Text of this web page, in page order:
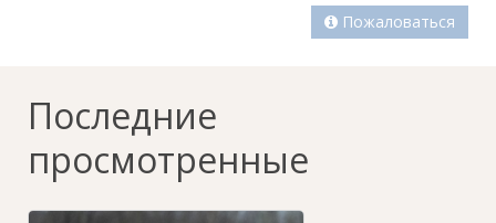
Пожаловаться
Последние
просмотренные